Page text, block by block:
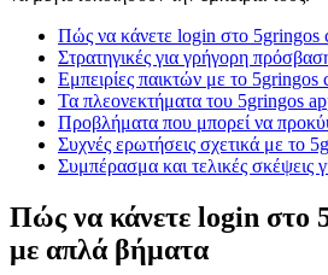
Πώς να κάνετε login στο 5gringos
Στρατηγικές για γρήγορη
Εμπειρίες παικτών με το 5gringos
Τα πλεονεκτήματα του 5gringos
Προβλήματα που μπορεί να
Συχνές ερωτήσεις σχετικά με το
Συμπέρασμα και τελικές σκέψεις
Πώς να κάνετε login στο
με απλά βήματα